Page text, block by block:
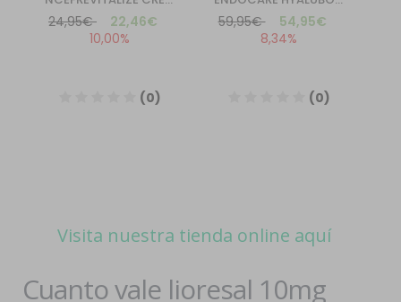
Visita nuestra tienda online aquí
Cuanto vale lioresal 10mg